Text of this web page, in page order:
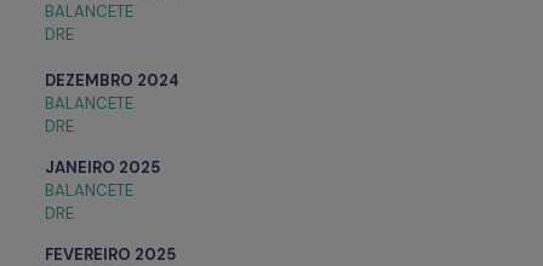
BALANCETE
DRE
DEZEMBRO 2024
BALANCETE
DRE
JANEIRO 2025
BALANCETE
DRE
FEVEREIRO 2025